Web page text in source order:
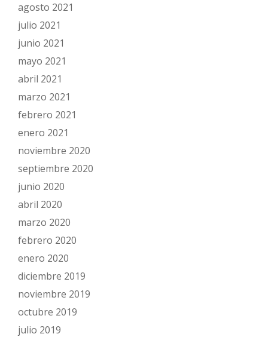
agosto 2021
julio 2021
junio 2021
mayo 2021
abril 2021
marzo 2021
febrero 2021
enero 2021
noviembre 2020
septiembre 2020
junio 2020
abril 2020
marzo 2020
febrero 2020
enero 2020
diciembre 2019
noviembre 2019
octubre 2019
julio 2019